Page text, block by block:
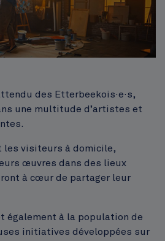
des Etterbeekois·e·s,
une multitude d’artistes et
les visiteurs à domicile,
œuvres dans des lieux
à cœur de partager leur
également à la population de
initiatives développées sur